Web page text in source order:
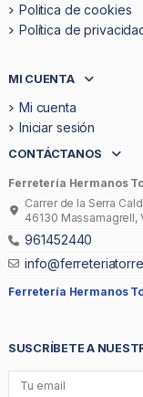
Politica de cookies
Política de
MI CUENTA
Mi cuenta
Iniciar sesión
CONTÁCTANOS
Ferretería Hermanos
Carrer de la Serra
46130 Massamagrell,
961452440
Ferretería Hermanos
SUSCRÍBETE A